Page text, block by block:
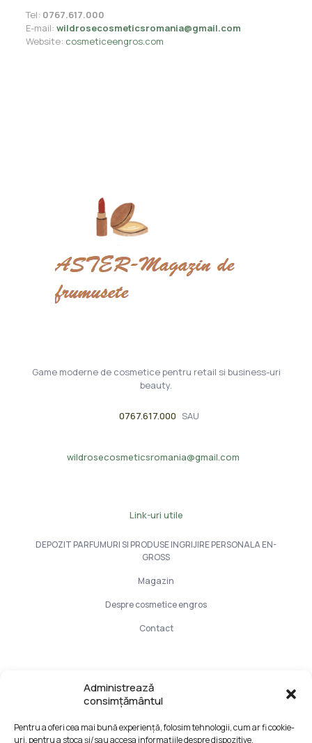
Administrează
consimțământul
Pentru a oferi cea mai bună experiență, folosim tehnologii, cum ar fi cookie-
uri, pentru a stoca și/sau accesa informațiile despre dispozitive.
Tel: 0767.617.000
E-mail: wildrosecosmeticsromania@gmail.com
Website: cosmeticeengros.com
Game moderne de cosmetice pentru retail si business-uri
beauty.
0767.617.000 SAU
wildrosecosmeticsromania@gmail.com
Link-uri utile
DEPOZIT PARFUMURI SI PRODUSE INGRIJIRE PERSONALA EN-
GROSS
Magazin
Despre cosmetice engros
Contact
LIVRARE SI PLATA
CONFIDENTIALITATE DATELOR